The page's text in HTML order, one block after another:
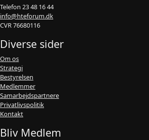
Telefon 23 48 16 44
info@hteforum.dk
CVR 76680116
Diverse sider
Om os
Strategi
Bestyrelsen
Medlemmer
Samarbejdspartnere
Privatlivspolitik
Kontakt
Bliv Medlem